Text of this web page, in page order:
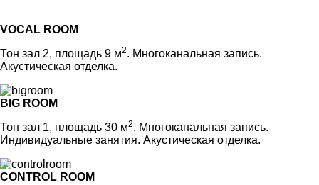
VOCAL ROOM
Тон зал 2, площадь 9 м2. Многоканальная запись.
Акустическая отделка.
BIG ROOM
Тон зал 1, площадь 30 м2. Многоканальная запись.
Индивидуальные занятия. Акустическая отделка.
CONTROL ROOM